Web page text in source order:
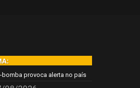
bomba provoca alerta no país